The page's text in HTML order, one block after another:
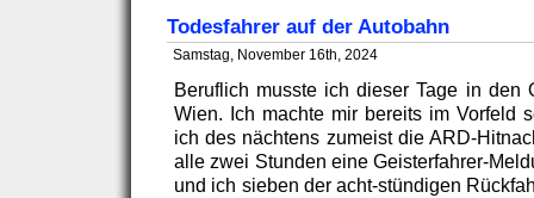
Todesfahrer auf der Autobahn
Samstag, November 16th, 2024
Beruflich musste ich dieser Tage in den
Wien. Ich machte mir bereits im Vorfeld
ich des nächtens zumeist die ARD-
alle zwei Stunden eine Geisterfahrer-
und ich sieben der acht-stündigen